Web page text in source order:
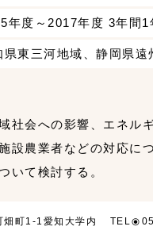
年度～2017年度 3年間1
県東三河地域、静岡県遠
社会への影響、エネル
設農業者などの対応に
いて検討する。
畑町1-1 愛知大学内 TEL